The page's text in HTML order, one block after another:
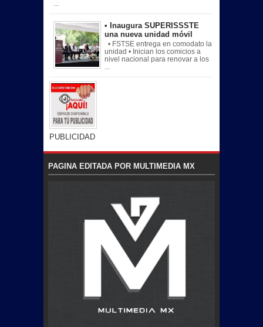
• Inaugura SUPERISSSTE
una nueva unidad móvil
• FSTSE entrega en comodato la
unidad • Inician los comicios a
nivel nacional para renovar a los
PUBLICIDAD
PAGINA EDITADA POR MULTIMEDIA MX